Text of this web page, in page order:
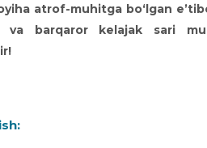
atrof-muhitga bo‘lgan
va barqaror kelajak sari